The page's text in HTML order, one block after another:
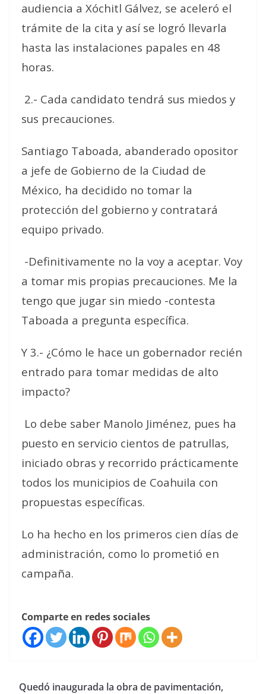
audiencia a Xóchitl Gálvez, se aceleró el
trámite de la cita y así se logró llevarla
hasta las instalaciones papales en 48
horas.
2.- Cada candidato tendrá sus miedos y
sus precauciones.
Santiago Taboada, abanderado opositor
a jefe de Gobierno de la Ciudad de
México, ha decidido no tomar la
protección del gobierno y contratará
equipo privado.
-Definitivamente no la voy a aceptar. Voy
a tomar mis propias precauciones. Me la
tengo que jugar sin miedo -contesta
Taboada a pregunta específica.
Y 3.- ¿Cómo le hace un gobernador recién
entrado para tomar medidas de alto
impacto?
Lo debe saber Manolo Jiménez, pues ha
puesto en servicio cientos de patrullas,
iniciado obras y recorrido prácticamente
todos los municipios de Coahuila con
propuestas específicas.
Lo ha hecho en los primeros cien días de
administración, como lo prometió en
campaña.
Comparte en redes sociales
Quedó inaugurada la obra de pavimentación,